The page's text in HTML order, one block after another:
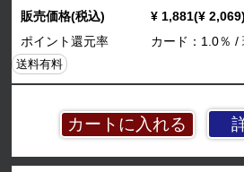
販売価格(税込)
¥ 1,881(¥ 2,069)
ポイント還元率
カード：1.0％ /
送料有料